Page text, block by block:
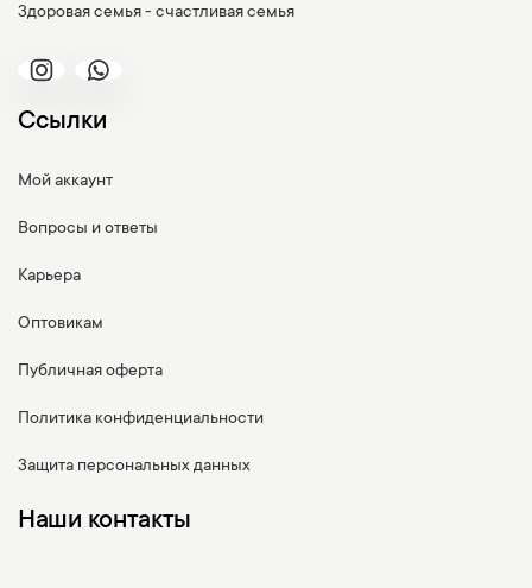
Здоровая семья - счастливая семья
Ссылки
Мой аккаунт
Вопросы и ответы
Карьера
Оптовикам
Публичная оферта
Политика конфиденциальности
Защита персональных данных
Наши контакты